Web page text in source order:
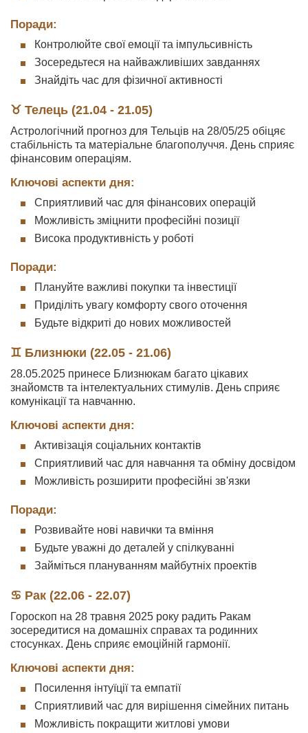
Поради:
Контролюйте свої емоції та імпульсивність
Зосередьтеся на найважливіших завданнях
Знайдіть час для фізичної активності
♉ Телець (21.04 - 21.05)
Астрологічний прогноз для Тельців на 28/05/25 обіцяє
стабільність та матеріальне благополуччя. День сприяє
фінансовим операціям.
Ключові аспекти дня:
Сприятливий час для фінансових операцій
Можливість зміцнити професійні позиції
Висока продуктивність у роботі
Поради:
Плануйте важливі покупки та інвестиції
Приділіть увагу комфорту свого оточення
Будьте відкриті до нових можливостей
♊ Близнюки (22.05 - 21.06)
28.05.2025 принесе Близнюкам багато цікавих
знайомств та інтелектуальних стимулів. День сприяє
комунікації та навчанню.
Ключові аспекти дня:
Активізація соціальних контактів
Сприятливий час для навчання та обміну досвідом
Можливість розширити професійні зв'язки
Поради:
Розвивайте нові навички та вміння
Будьте уважні до деталей у спілкуванні
Займіться плануванням майбутніх проектів
♋ Рак (22.06 - 22.07)
Гороскоп на 28 травня 2025 року радить Ракам
зосередитися на домашніх справах та родинних
стосунках. День сприяє емоційній гармонії.
Ключові аспекти дня:
Посилення інтуїції та емпатії
Сприятливий час для вирішення сімейних питань
Можливість покращити житлові умови